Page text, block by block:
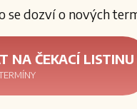
se dozví o nových
NA ČEKACÍ LISTINU